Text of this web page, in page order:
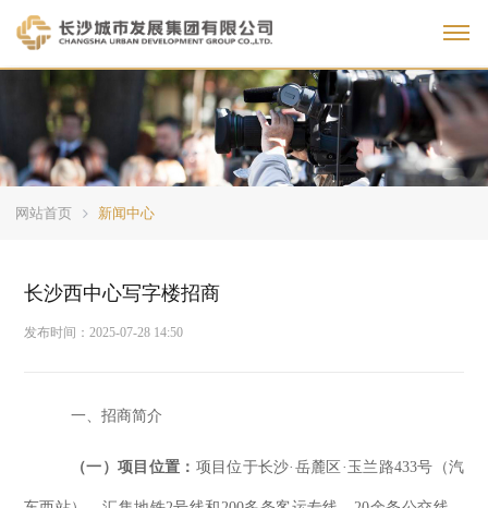
网站首页 新闻中心
长沙西中心写字楼招商
发布时间： 2025-07-28 14:50
一、 招商简介
（一）项目位置： 项目位于长沙·岳麓区·玉兰路433号（汽